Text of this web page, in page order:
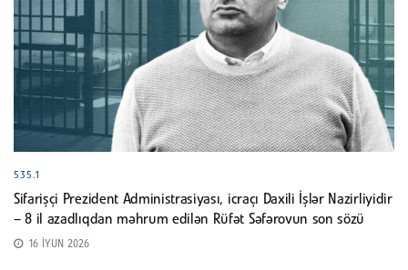
535.1
Sifarişçi Prezident Administrasiyası, icraçı Daxili İşlər Nazirliyidir
– 8 il azadlıqdan məhrum edilən Rüfət Səfərovun son sözü
16 İYUN 2026